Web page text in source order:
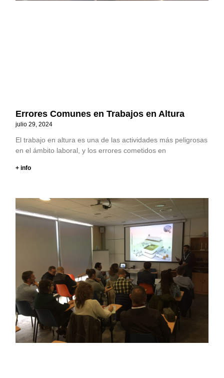
Errores Comunes en Trabajos en Altura
julio 29, 2024
El trabajo en altura es una de las actividades más peligrosas
en el ámbito laboral, y los errores cometidos en
+ info